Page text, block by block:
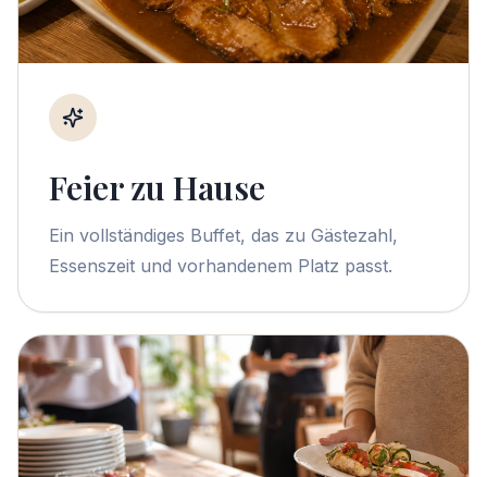
Feier zu Hause
Ein vollständiges Buffet, das zu Gästezahl,
Essenszeit und vorhandenem Platz passt.